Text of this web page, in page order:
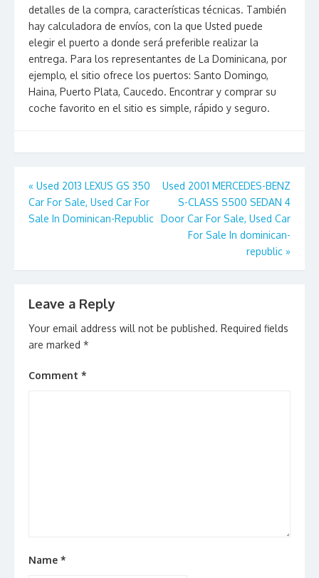
detalles de la compra, características técnicas. También
hay calculadora de envíos, con la que Usted puede
elegir el puerto a donde será preferible realizar la
entrega. Para los representantes de La Dominicana, por
ejemplo, el sitio ofrece los puertos: Santo Domingo,
Haina, Puerto Plata, Caucedo. Encontrar y comprar su
coche favorito en el sitio es simple, rápido y seguro.
Post
navigation
« Used 2013 LEXUS GS 350
Car For Sale, Used Car For
Sale In Dominican-Republic
Used 2001 MERCEDES-BENZ
S-CLASS S500 SEDAN 4
Door Car For Sale, Used Car
For Sale In dominican-
republic »
Leave a Reply
Your email address will not be published. Required fields
are marked *
Comment *
Name *